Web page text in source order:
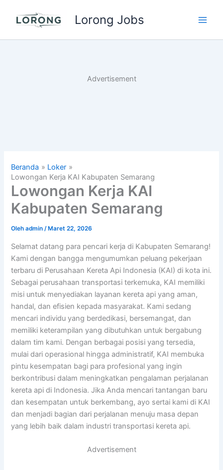
Lorong Jobs
Advertisement
Beranda
Loker
Lowongan Kerja KAI Kabupaten Semarang
Lowongan Kerja KAI
Kabupaten Semarang
Olehadmin/ Maret 22, 2026
Selamat datang para pencari kerja di Kabupaten Semarang!
Kami dengan bangga mengumumkan peluang pekerjaan
terbaru di Perusahaan Kereta Api Indonesia (KAI) di kota ini.
Sebagai perusahaan transportasi terkemuka, KAI memiliki
misi untuk menyediakan layanan kereta api yang aman,
handal, dan efisien kepada masyarakat. Kami sedang
mencari individu yang berdedikasi, bersemangat, dan
memiliki keterampilan yang dibutuhkan untuk bergabung
dalam tim kami. Dengan berbagai posisi yang tersedia,
mulai dari operasional hingga administratif, KAI membuka
pintu kesempatan bagi para profesional yang ingin
berkontribusi dalam meningkatkan pengalaman perjalanan
kereta api di Indonesia. Jika Anda mencari tantangan baru
dan kesempatan untuk berkembang, ayo sertai kami di KAI
dan menjadi bagian dari perjalanan menuju masa depan
yang lebih baik dalam industri transportasi kereta api.
Advertisement